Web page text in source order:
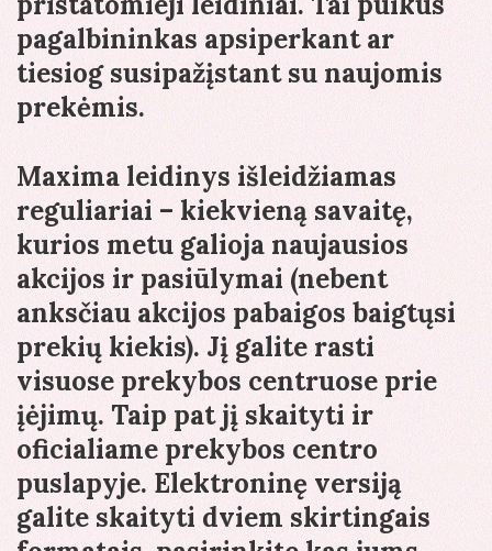
pagalbininkas apsiperkant ar
tiesiog susipažįstant su naujomis
prekėmis.
Maxima leidinys išleidžiamas
reguliariai – kiekvieną savaitę,
kurios metu galioja naujausios
akcijos ir pasiūlymai (nebent
anksčiau akcijos pabaigos baigtųsi
prekių kiekis). Jį galite rasti
visuose prekybos centruose prie
įėjimų. Taip pat jį skaityti ir
oficialiame prekybos centro
puslapyje. Elektroninę versiją
galite skaityti dviem skirtingais